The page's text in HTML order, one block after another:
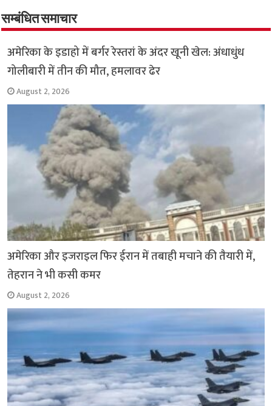
o
o
k
er
p
p
सम्बंधित समाचार
अमेरिका के इडाहो में बर्गर रेस्तरां के अंदर खूनी खेल: अंधाधुंध
गोलीबारी में तीन की मौत, हमलावर ढेर
August 2, 2026
अमेरिका और इजराइल फिर ईरान में तबाही मचाने की तैयारी में,
तेहरान ने भी कसी कमर
August 2, 2026